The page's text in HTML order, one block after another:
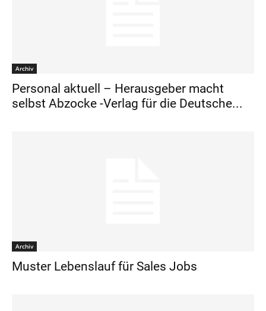
Archiv
Personal aktuell – Herausgeber macht
selbst Abzocke -Verlag für die Deutsche...
Archiv
Muster Lebenslauf für Sales Jobs